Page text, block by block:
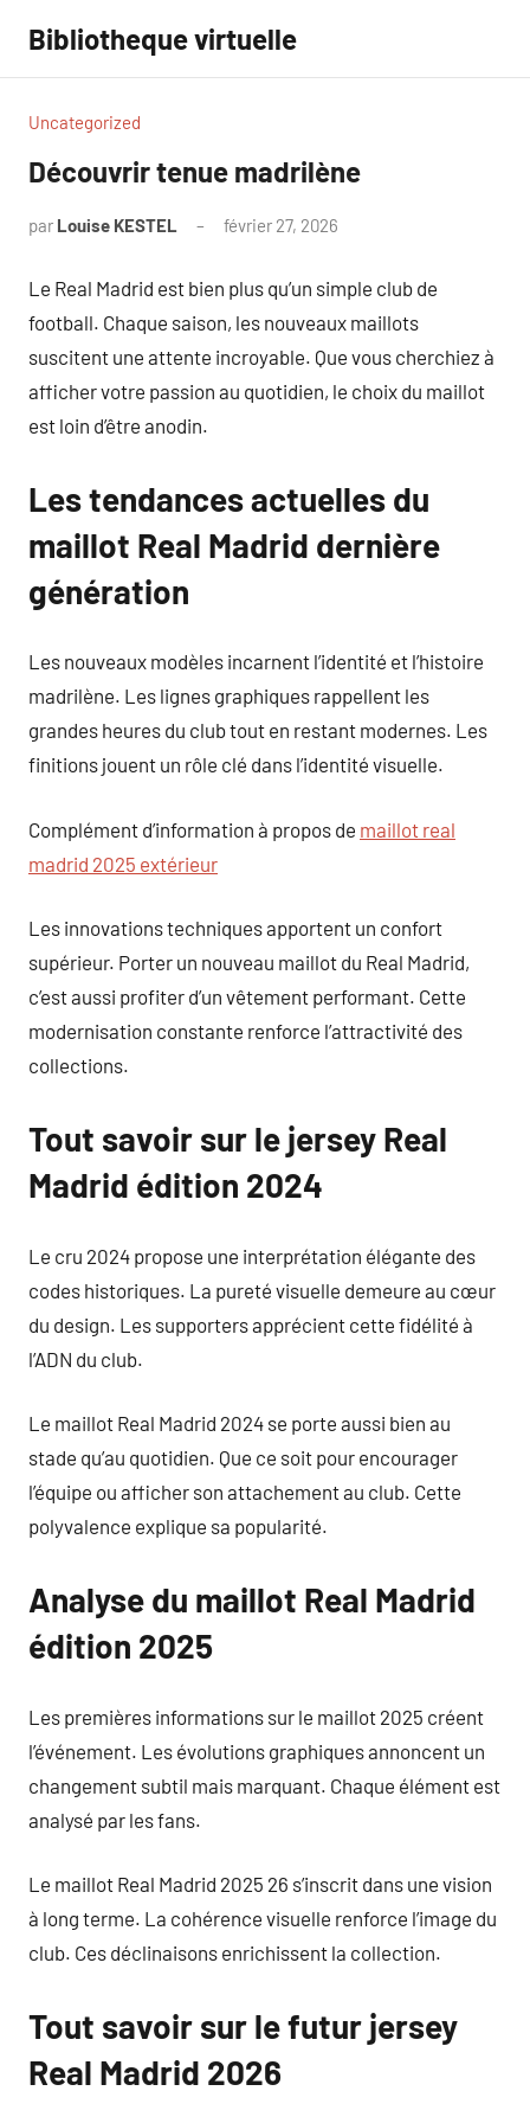
contenu
Bibliotheque virtuelle
Uncategorized
Découvrir tenue madrilène
par Louise KESTEL février 27, 2026
Le Real Madrid est bien plus qu’un simple club de
football. Chaque saison, les nouveaux maillots
suscitent une attente incroyable. Que vous cherchiez à
afficher votre passion au quotidien, le choix du maillot
est loin d’être anodin.
Les tendances actuelles du
maillot Real Madrid dernière
génération
Les nouveaux modèles incarnent l’identité et l’histoire
madrilène. Les lignes graphiques rappellent les
grandes heures du club tout en restant modernes. Les
finitions jouent un rôle clé dans l’identité visuelle.
Complément d’information à propos de maillot real
madrid 2025 extérieur
Les innovations techniques apportent un confort
supérieur. Porter un nouveau maillot du Real Madrid,
c’est aussi profiter d’un vêtement performant. Cette
modernisation constante renforce l’attractivité des
collections.
Tout savoir sur le jersey Real
Madrid édition 2024
Le cru 2024 propose une interprétation élégante des
codes historiques. La pureté visuelle demeure au cœur
du design. Les supporters apprécient cette fidélité à
l’ADN du club.
Le maillot Real Madrid 2024 se porte aussi bien au
stade qu’au quotidien. Que ce soit pour encourager
l’équipe ou afficher son attachement au club. Cette
polyvalence explique sa popularité.
Analyse du maillot Real Madrid
édition 2025
Les premières informations sur le maillot 2025 créent
l’événement. Les évolutions graphiques annoncent un
changement subtil mais marquant. Chaque élément est
analysé par les fans.
Le maillot Real Madrid 2025 26 s’inscrit dans une vision
à long terme. La cohérence visuelle renforce l’image du
club. Ces déclinaisons enrichissent la collection.
Tout savoir sur le futur jersey
Real Madrid 2026